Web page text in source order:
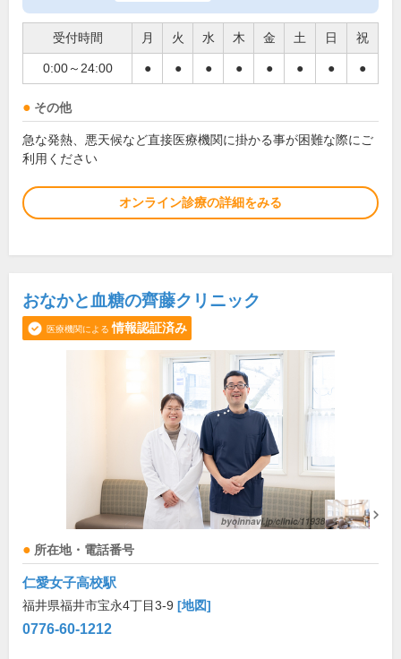
受付時間 月 火 水 木 金 土 日 祝
0:00～24:00 ● ● ● ● ● ● ● ●
その他
急な発熱、悪天候など直接医療機関に掛かる事が困難な際にご
利用ください
オンライン診療の詳細をみる
おなかと血糖の齊藤クリニック
医療機関による 情報認証済み
所在地・電話番号
仁愛女子高校駅
福井県福井市宝永4丁目3-9 [地図]
0776-60-1212